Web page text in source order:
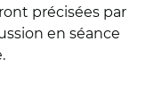
précisées par
en séance